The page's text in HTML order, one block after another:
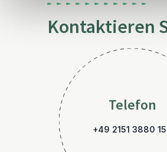
Kontaktieren
Telefon
+49 2151 3880